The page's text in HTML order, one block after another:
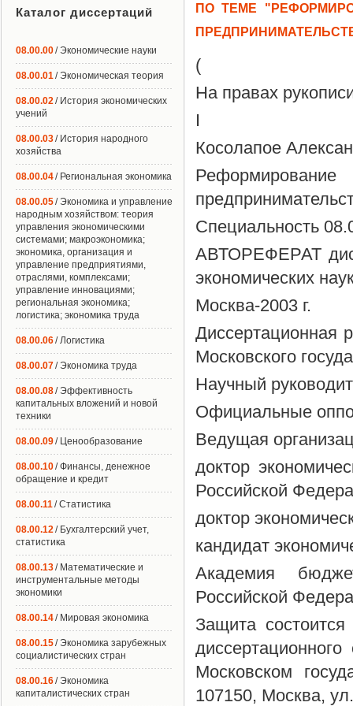
ПО ТЕМЕ
(
На правах
I
Косолапое
Специальность
АВТОРЕФЕРАТ
экономических
Москва-2003 г.
Диссертационная
Московского
Научный
Официальные
Ведущая
доктор
Российской
доктор
кандидат
Академия
Российской
Защита
Московском
107150, Москва,
Каталог диссертаций
08.00.00/ Экономические науки
08.00.01/ Экономическая теория
08.00.02/ История экономических
учений
08.00.03/ История народного
хозяйства
08.00.04/ Региональная экономика
08.00.05/ Экономика и управление
народным хозяйством: теория
управления экономическими
системами; макроэкономика;
экономика, организация и
управление предприятиями,
отраслями, комплексами;
управление инновациями;
региональная экономика;
логистика; экономика труда
08.00.06/ Логистика
08.00.07/ Экономика труда
08.00.08/ Эффективность
капитальных вложений и новой
техники
08.00.09/ Ценообразование
08.00.10/ Финансы, денежное
обращение и кредит
08.00.11/ Статистика
08.00.12/ Бухгалтерский учет,
статистика
08.00.13/ Математические и
инструментальные методы
экономики
08.00.14/ Мировая экономика
08.00.15/ Экономика зарубежных
социалистических стран
08.00.16/ Экономика
капиталистических стран